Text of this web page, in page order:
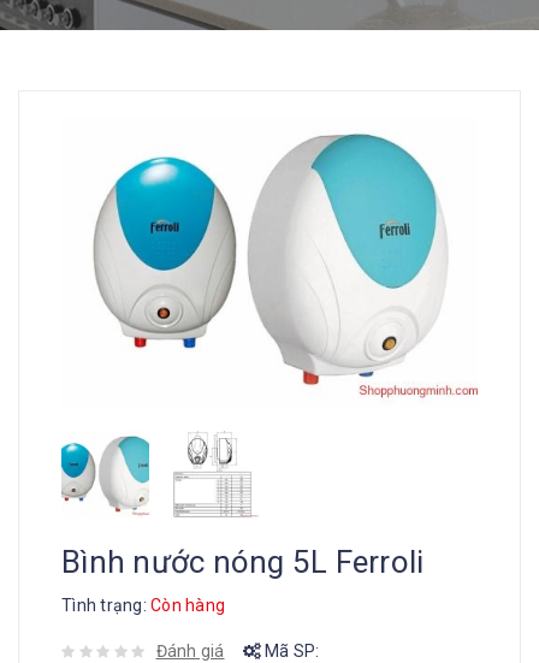
Bình nước nóng 5L Ferroli
Tình trạng: Còn hàng
Đánh giá Mã SP: